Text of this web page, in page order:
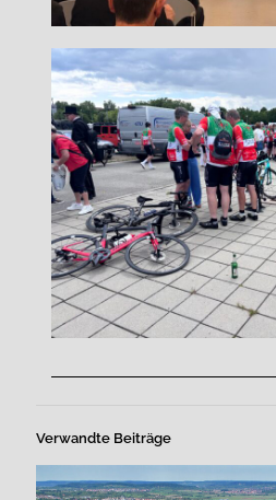
Verwandte Beiträge